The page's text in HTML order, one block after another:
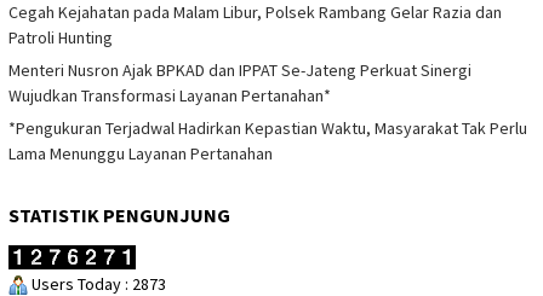
Cegah Kejahatan pada Malam Libur, Polsek Rambang Gelar Razia dan
Patroli Hunting
Menteri Nusron Ajak BPKAD dan IPPAT Se-Jateng Perkuat Sinergi
Wujudkan Transformasi Layanan Pertanahan*
*Pengukuran Terjadwal Hadirkan Kepastian Waktu, Masyarakat Tak Perlu
Lama Menunggu Layanan Pertanahan
STATISTIK PENGUNJUNG
Users Today : 2873